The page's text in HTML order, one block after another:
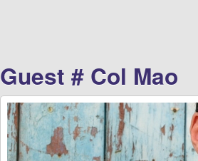
Guest # Col Mao